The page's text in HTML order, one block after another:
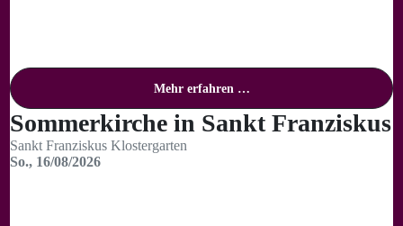
Mehr erfahren …
Sommerkirche in Sankt Franziskus
Sankt Franziskus Klostergarten
So., 16/08/2026